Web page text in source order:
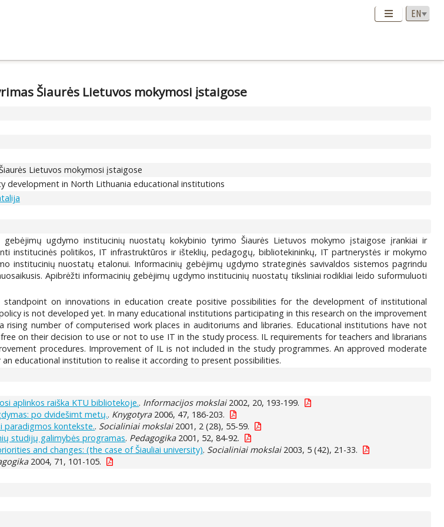
Šiaurės Lietuvos mokymosi įstaigose
Lietuvos mokymosi įstaigose
in North Lithuania educational institutions
ugdymo institucinių nuostatų kokybinio tyrimo Šiaurės Lietuvos mokymo įstaigose įrankiai ir
institucinės politikos, IT infrastruktūros ir išteklių, pedagogų, bibliotekininkų, IT partnerystės ir mokymo
institucinių nuostatų etalonui. Informacinių gebėjimų ugdymo strateginės savivaldos sistemos pagrindu
Apibrėžti informacinių gebėjimų ugdymo institucinių nuostatų tiksliniai rodikliai leido suformuluoti
on innovations in education create positive possibilities for the development of institutional
is not developed yet. In many educational institutions participating in this research on the improvement
number of computerised work places in auditoriums and libraries. Educational institutions have not
on their decision to use or not to use IT in the study process. IL requirements for teachers and librarians
procedures. Improvement of IL is not included in the study programmes. An approved moderate
educational institution to realise it according to present possibilities.
aplinkos raiška KTU bibliotekoje.. Informacijos mokslai2002, 20, 193-199.
po dvidešimt metų.. Knygotyra2006, 47, 186-203.
paradigmos kontekste.. Socialiniai mokslai2001, 2 (28), 55-59.
studijų galimybės programas. Pedagogika2001, 52, 84-92.
and changes: (the case of Šiauliai university). Socialiniai mokslai2003, 5 (42), 21-33.
2004, 71, 101-105.